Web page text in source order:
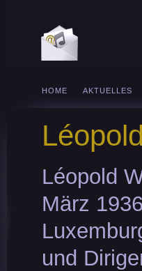
HOME AKTUELLES
Léopold
März
und